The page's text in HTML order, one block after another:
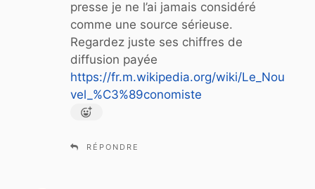
presse je ne l’ai jamais considéré
comme une source sérieuse.
Regardez juste ses chiffres de
diffusion payée
https://fr.m.wikipedia.org/wiki/Le_Nou
vel_%C3%89conomiste
RÉPONDRE